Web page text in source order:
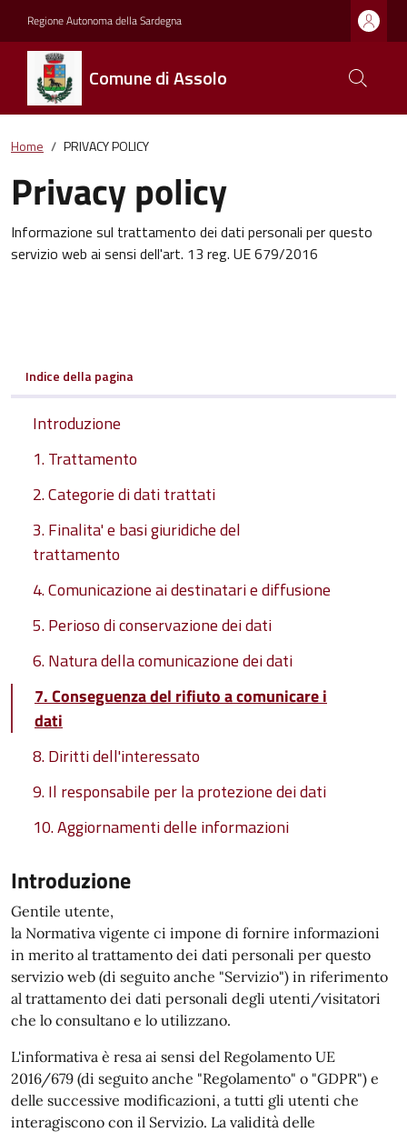
Regione Autonoma della Sardegna
Comune di Assolo
Home PRIVACY POLICY
Privacy policy
Informazione sul trattamento dei dati personali per questo
servizio web ai sensi dell'art. 13 reg. UE 679/2016
Indice della pagina
Introduzione
1. Trattamento
2. Categorie di dati trattati
3. Finalita' e basi giuridiche del
trattamento
4. Comunicazione ai destinatari e diffusione
5. Perioso di conservazione dei dati
6. Natura della comunicazione dei dati
7. Conseguenza del rifiuto a comunicare i
dati
8. Diritti dell'interessato
9. Il responsabile per la protezione dei dati
10. Aggiornamenti delle informazioni
Introduzione
Gentile utente,
la Normativa vigente ci impone di fornire informazioni
in merito al trattamento dei dati personali per questo
servizio web (di seguito anche "Servizio") in riferimento
al trattamento dei dati personali degli utenti/visitatori
che lo consultano e lo utilizzano.
L'informativa è resa ai sensi del Regolamento UE
2016/679 (di seguito anche "Regolamento" o "GDPR") e
delle successive modificazioni, a tutti gli utenti che
interagiscono con il Servizio. La validità delle